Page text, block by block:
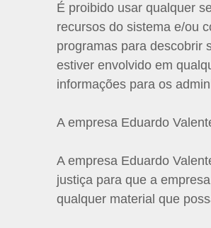
É proibido usar qualquer
recursos do sistema e/ou
programas para descobrir
estiver envolvido em
informações para os
A empresa Eduardo
A empresa Eduardo
justiça para que a
qualquer material que